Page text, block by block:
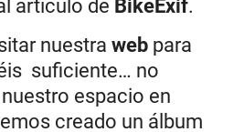
artículo de BikeExif.
nuestra web para
suficiente… no
espacio en
creado un álbum